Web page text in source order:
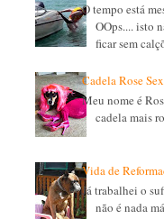
O tempo está
OOps.... isto
ficar sem
Cadela Rose
Meu nome é
cadela mais
Vida de
Já trabalhei o
não é nada